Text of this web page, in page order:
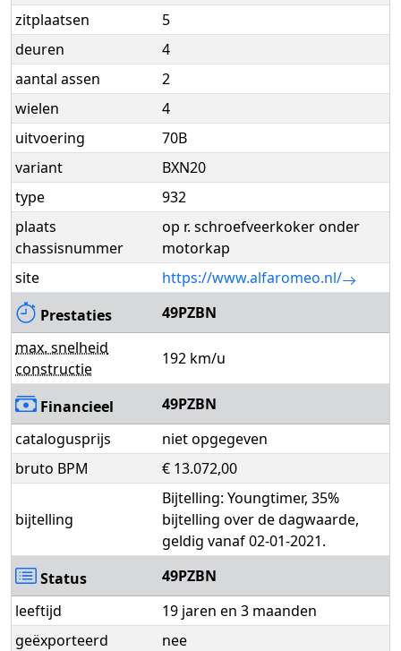
zitplaatsen
5
deuren
4
aantal assen
2
wielen
4
uitvoering
70B
variant
BXN20
type
932
plaats
chassisnummer
op r. schroefveerkoker onder
motorkap
site
https://www.alfaromeo.nl/
Prestaties
49PZBN
max. snelheid
constructie
192 km/u
Financieel
49PZBN
catalogusprijs
niet opgegeven
bruto BPM
€ 13.072,00
bijtelling
Bijtelling: Youngtimer, 35%
bijtelling over de dagwaarde,
geldig vanaf 02-01-2021.
Status
49PZBN
leeftijd
19 jaren en 3 maanden
geëxporteerd
nee